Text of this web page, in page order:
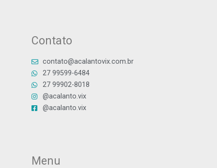
Contato
contato@acalantovix.com.br
27 99599-6484
27 99902-8018
@acalanto.vix
@acalanto.vix
Menu